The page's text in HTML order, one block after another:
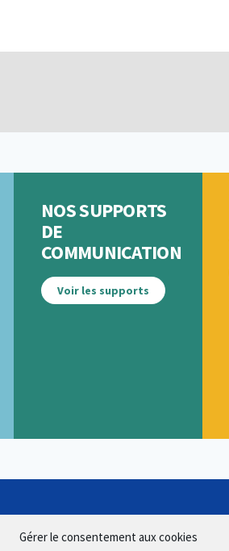
Gérer le consentement aux cookies
NOS SUPPORTS
DE
COMMUNICATION
Voir les supports